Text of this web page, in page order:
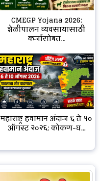
CMEGP Yojana 2026:
शेळीपालन व्यवसायासाठी
कर्जासोबत...
महाराष्ट्र हवामान अंदाज ६ ते १०
ऑगस्ट २०२६: कोकण-घ...